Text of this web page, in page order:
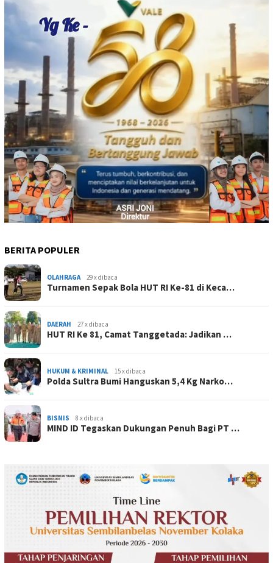
BERITA POPULER
OLAHRAGA 29 x dibaca
Turnamen Sepak Bola HUT RI Ke-81 di Keca…
DAERAH 27 x dibaca
HUT RI Ke 81, Camat Tanggetada: Jadikan …
HUKUM & KRIMINAL 15 x dibaca
Polda Sultra Bumi Hanguskan 5,4 Kg Narko…
BISNIS 8 x dibaca
MIND ID Tegaskan Dukungan Penuh Bagi PT …